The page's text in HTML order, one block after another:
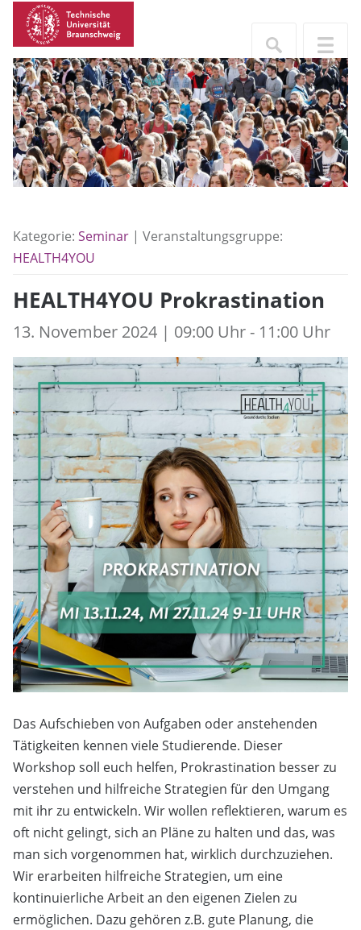
Kategorie: Seminar | Veranstaltungsgruppe:
HEALTH4YOU
HEALTH4YOU Prokrastination
13. November 2024 | 09:00 Uhr - 11:00 Uhr
Das Aufschieben von Aufgaben oder anstehenden
Tätigkeiten kennen viele Studierende. Dieser
Workshop soll euch helfen, Prokrastination besser zu
verstehen und hilfreiche Strategien für den Umgang
mit ihr zu entwickeln. Wir wollen reflektieren, warum es
oft nicht gelingt, sich an Pläne zu halten und das, was
man sich vorgenommen hat, wirklich durchzuziehen.
Wir erarbeiten hilfreiche Strategien, um eine
kontinuierliche Arbeit an den eigenen Zielen zu
ermöglichen. Dazu gehören z.B. gute Planung, die